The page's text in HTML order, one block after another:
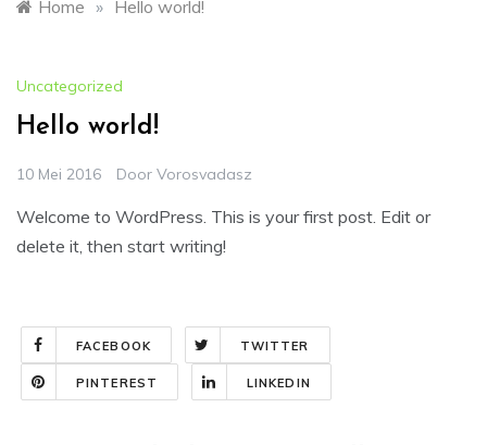
Home » Hello world!
Uncategorized
Hello world!
10 Mei 2016 Door Vorosvadasz
Welcome to WordPress. This is your first post. Edit or
delete it, then start writing!
FACEBOOK TWITTER
PINTEREST LINKEDIN